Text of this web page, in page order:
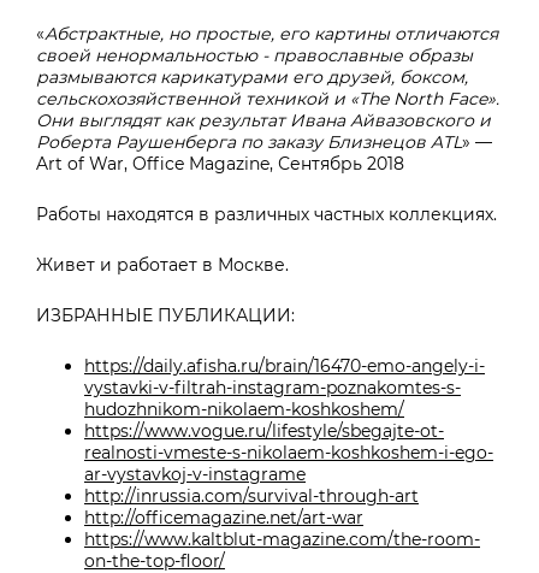
«Абстрактные, но простые, его картины отличаются
своей ненормальностью - православные образы
размываются карикатурами его друзей, боксом,
сельскохозяйственной техникой и «The North Face».
Они выглядят как результат Ивана Айвазовского и
Роберта Раушенберга по заказу Близнецов ATL» —
Art of War, Office Magazine, Сентябрь 2018
Работы находятся в различных частных коллекциях.
Живет и работает в Москве.
ИЗБРАННЫЕ ПУБЛИКАЦИИ:
https://daily.afisha.ru/brain/16470-emo-angely-i-
vystavki-v-filtrah-instagram-poznakomtes-s-
hudozhnikom-nikolaem-koshkoshem/
https://www.vogue.ru/lifestyle/sbegajte-ot-
realnosti-vmeste-s-nikolaem-koshkoshem-i-ego-
ar-vystavkoj-v-instagrame
http://inrussia.com/survival-through-art
http://officemagazine.net/art-war
https://www.kaltblut-magazine.com/the-room-
on-the-top-floor/